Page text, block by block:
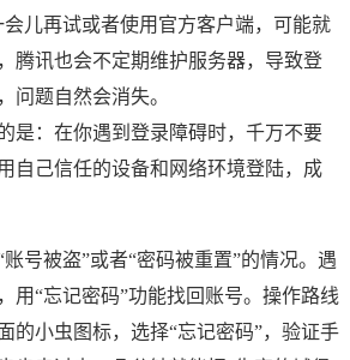
儿再试或者使用官方客户端，可能就
腾讯也会不定期维护服务器，导致登
问题自然会消失。
是：在你遇到登录障碍时，千万不要
自己信任的设备和网络环境登陆，成
号被盗”或者“密码被重置”的情况。遇
用“忘记密码”功能找回账号。操作路线
的小虫图标，选择“忘记密码”，验证手